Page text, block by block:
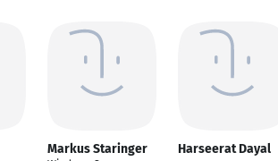
Markus Staringer Harseerat Dayal